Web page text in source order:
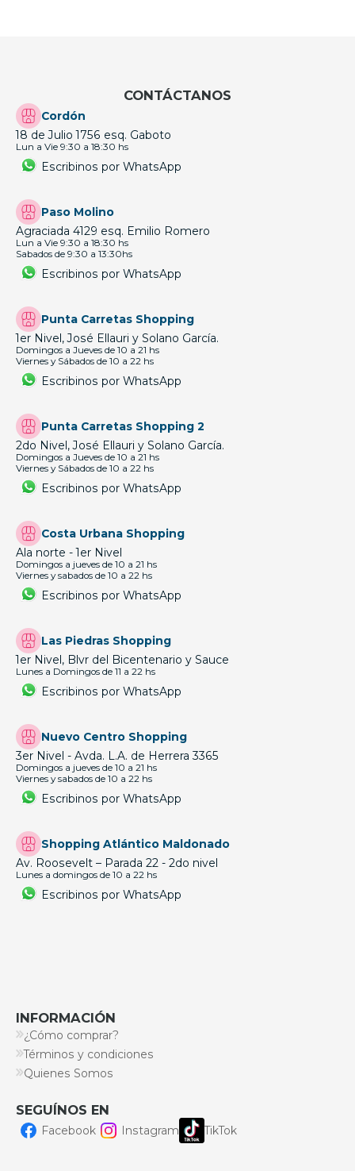
CONTÁCTANOS
Cordón
18 de Julio 1756 esq. Gaboto
Lun a Vie 9:30 a 18:30 hs
Escribinos por WhatsApp
Paso Molino
Agraciada 4129 esq. Emilio Romero
Lun a Vie 9:30 a 18:30 hs
Sabados de 9:30 a 13:30hs
Escribinos por WhatsApp
Punta Carretas Shopping
1er Nivel, José Ellauri y Solano García.
Domingos a Jueves de 10 a 21 hs
Viernes y Sábados de 10 a 22 hs
Escribinos por WhatsApp
Punta Carretas Shopping 2
2do Nivel, José Ellauri y Solano García.
Domingos a Jueves de 10 a 21 hs
Viernes y Sábados de 10 a 22 hs
Escribinos por WhatsApp
Costa Urbana Shopping
Ala norte - 1er Nivel
Domingos a jueves de 10 a 21 hs
Viernes y sabados de 10 a 22 hs
Escribinos por WhatsApp
Las Piedras Shopping
1er Nivel, Blvr del Bicentenario y Sauce
Lunes a Domingos de 11 a 22 hs
Escribinos por WhatsApp
Nuevo Centro Shopping
3er Nivel - Avda. L.A. de Herrera 3365
Domingos a jueves de 10 a 21 hs
Viernes y sabados de 10 a 22 hs
Escribinos por WhatsApp
Shopping Atlántico Maldonado
Av. Roosevelt – Parada 22 - 2do nivel
Lunes a domingos de 10 a 22 hs
Escribinos por WhatsApp
INFORMACIÓN
¿Cómo comprar?
Términos y condiciones
Quienes Somos
SEGUÍNOS EN
Facebook Instagram TikTok